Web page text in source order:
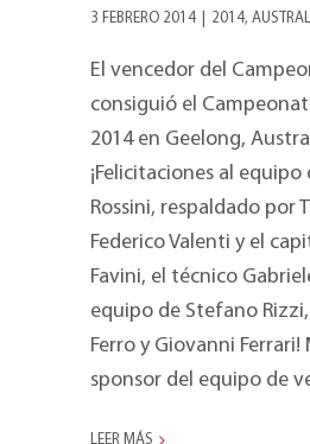
3 FEBRERO 2014 2014,
El vencedor del
consiguió el
2014 en Geelong,
¡Felicitaciones al equipo
Rossini, respaldado por
Federico Valenti y el
Favini, el técnico
equipo de Stefano
Ferro y Giovanni Ferrari!
sponsor del equipo de
LEER MÁS